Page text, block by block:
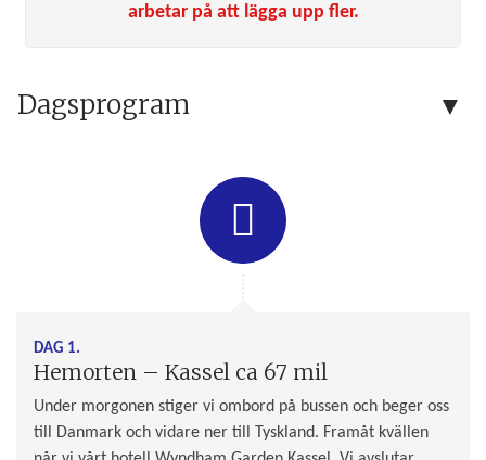
arbetar på att lägga upp fler.
Dagsprogram
DAG 1.
Hemorten – Kassel ca 67 mil
Under morgonen stiger vi ombord på bussen och beger oss
till Danmark och vidare ner till Tyskland. Framåt kvällen